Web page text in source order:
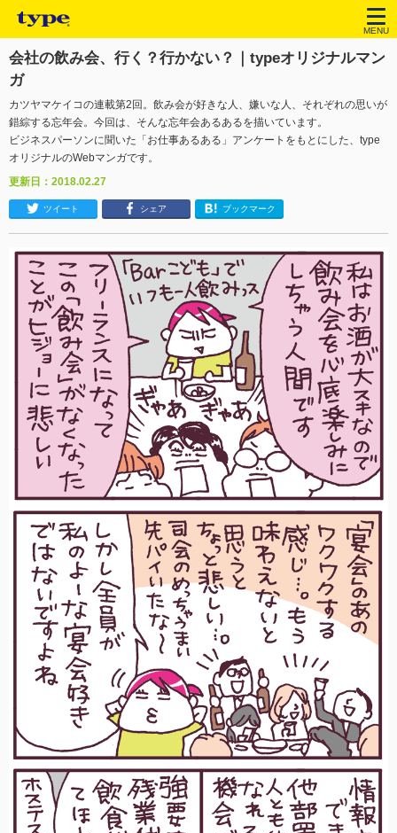
MENU
会社の飲み会、行く？行かない？｜typeオリジナルマン
ガ
カツヤマケイコの連載第2回。飲み会が好きな人、嫌いな人、それぞれの思いが
錯綜する忘年会。今回は、そんな忘年会あるあるを描いています。
ビジネスパーソンに聞いた「お仕事あるある」アンケートをもとにした、type
オリジナルのWebマンガです。
更新日：2018.02.27
ツイート シェア ブックマーク